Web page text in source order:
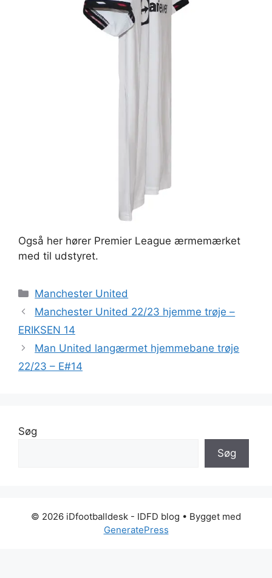
Også her hører Premier League ærmemærket
med til udstyret.
Kategorier
Manchester United
Manchester United 22/23 hjemme trøje –
ERIKSEN 14
Man United langærmet hjemmebane trøje
22/23 – E#14
Søg
Søg
© 2026 iDfootballdesk - IDFD blog • Bygget med
GeneratePress